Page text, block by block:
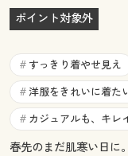
閲覧履歴
お気に入り
サポート
ご利用ガイド
ご利用ガイド
よくある質問とお
ポイント対象外
# すっきり着やせ見え
# 洋服をきれいに着た
# カジュアルも、キレ
春先のまだ肌寒い日に